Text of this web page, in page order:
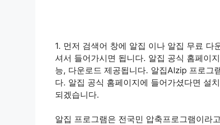
1. 먼저 검색어 창에 알집 이나 알집 무료
셔서 들어가시면 됩니다. 알집 공식 홈페이
능, 다운로드 제공됩니다. 알집Alzip 프로그
다. 알집 공식 홈페이지에 들어가셨다면 설
되겠습니다.
알집 프로그램은 전국민 압축프로그램이라